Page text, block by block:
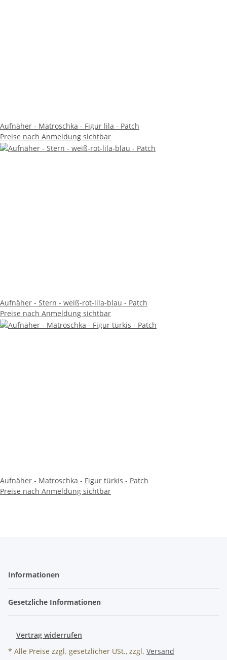
Aufnäher - Matroschka - Figur lila - Patch
Preise nach Anmeldung sichtbar
Aufnäher - Stern - weiß-rot-lila-blau - Patch
Preise nach Anmeldung sichtbar
Aufnäher - Matroschka - Figur türkis - Patch
Preise nach Anmeldung sichtbar
Informationen
Gesetzliche Informationen
Vertrag widerrufen
* Alle Preise zzgl. gesetzlicher USt., zzgl. Versand